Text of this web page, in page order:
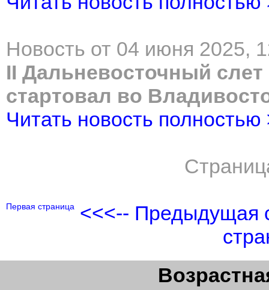
Новость от 04 июня 2025,
II Дальневосточный
стартовал во
Читать новость полностью
Первая страница
<<<-- Предыдущая